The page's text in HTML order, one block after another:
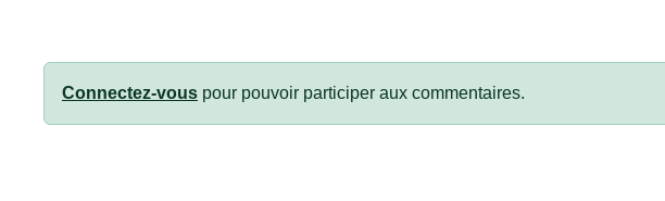
Connectez-vous pour pouvoir participer aux commentaires.